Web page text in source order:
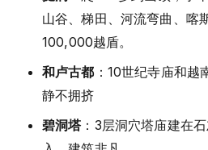
山谷、梯田、河流弯曲、喀
100,000越盾。
和卢古都 ：10世纪寺庙和
静不拥挤
碧洞塔：3层洞穴塔庙建在